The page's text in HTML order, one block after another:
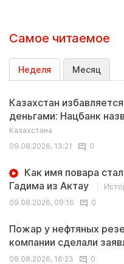
Самое читаемое
Неделя Месяц
Казахстан
деньгами: Нацбанк
Казахстана
09.08.2026, 13:21
0
Как имя повара
Гадима из Актау
09.08.2026, 09:16
0
Пожар у нефтяных
компании сделали
08.08.2026, 16:23
0